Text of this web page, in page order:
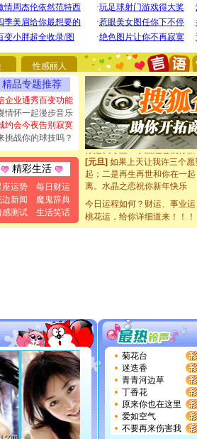
性感丽人
精品专题推荐
企业通秀百变功能
情怀一起漫步音乐
约会今夜告别寂寞
挑战你的球技吗？
精彩生活
座运势
每日财运
边新闻
魔鬼辞典
感测试
生活笑话
[圣诞节]圣诞节到了，想想没
你太多，只有给你五千万：
[圣诞节]不只这样的日子才会
能正大光明地骚扰你,告诉你,
都要快乐噢!
[圣诞节]奉上一颗祝福的心,在
如意,快乐,鲜花,一切美好的祝
[元旦]看到你我会触电；看不
断电。爱你是我职业，想你
你是我专业！水晶之恋祝你新
[元旦] 如果上天让我许三个愿
起；二是再生再世和你在一
离。水晶之恋祝你新年快乐
[元旦]当我狠下心扭头离去那
泣，这痛楚让我明白我多么爱
卖了。水晶之恋祝你新年快乐
[春节]风柔雨润好月圆，半
要平安！千万要知足！千万
[圣诞节]不只这样的日子才会
能正大光明地骚扰你,告诉你,
都要快乐噢!
[圣诞节]
奉上一颗祝福的心,
如意,快乐,鲜花,一切美好的
[元旦]
看到你我会触电；看
断电。爱你是我职业，想你
你是我专业！水晶之恋祝你
[元旦] 如果上天让我许三个愿
今日运程如何？财运、事业运
桃花运，给你详细道来！！！
菊花台
迷迭香
青青河边草
丁香花
原来你也在这里
爱如空气
不要再来伤害我